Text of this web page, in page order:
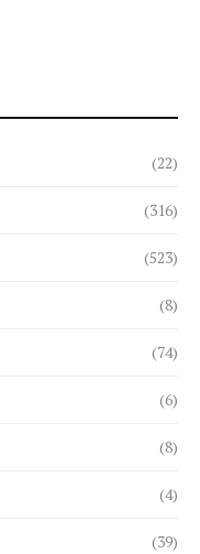
(22)
(316)
(523)
(8)
(74)
(6)
(8)
(4)
(39)